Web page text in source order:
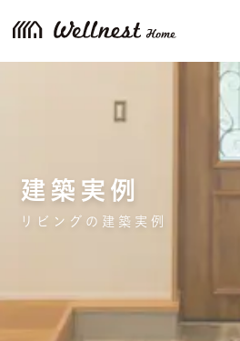
建築実例
リビングの建築実例